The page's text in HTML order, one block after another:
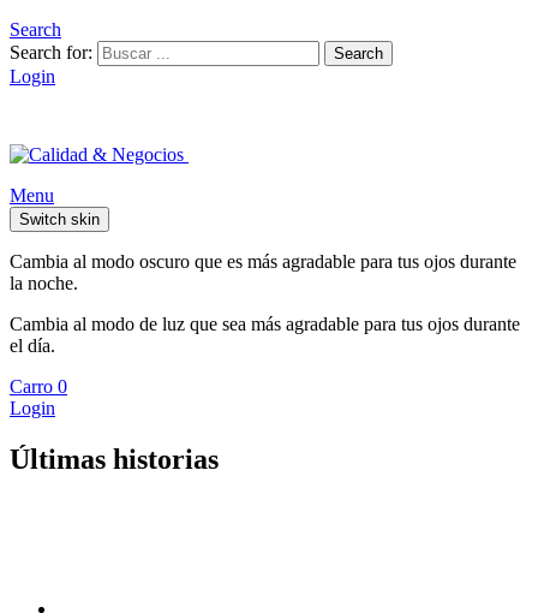
Search
Search for:
Search
Login
Menu
Switch skin
Cambia al modo oscuro que es más agradable para tus ojos durante
la noche.
Cambia al modo de luz que sea más agradable para tus ojos durante
el día.
Carro 0
Login
Últimas historias